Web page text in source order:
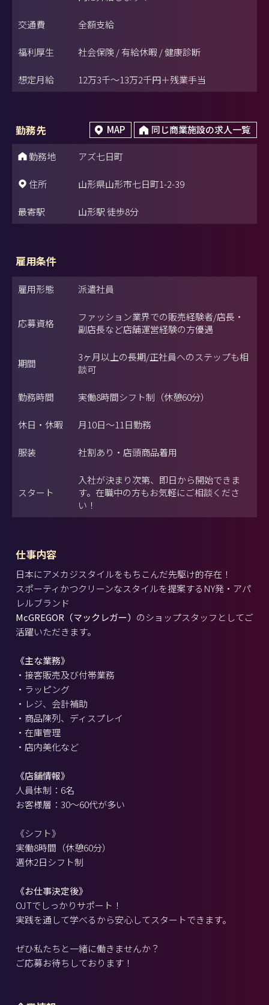
交通費 全額支給
福利厚生 社会保険 / 有給休暇 / 健康診断
想定月給 12万3千～13万2千円＋残業手当
勤務先 MAP 同じ商業施設の求人一覧
勤務地 アズ七日町
住所 山形県山形市七日町1-2-39
最寄駅 山形駅 徒歩8分
雇用条件
雇用形態 派遣社員
応募資格
ファッション業界での販売経験者/店長・
副店長など店舗運営経験の方優遇
期間
3ヶ月以上の長期/正社員へのステップも相
談可
勤務時間 実働8時間シフト制（休憩60分）
休日・休暇 月10日～11日勤務
服装 社割あり・店頭商品着用
スタート
入社が決まり次第、即日から開始できま
す。在職中の方もお気軽にご相談くださ
い！
仕事内容
日本にアメカジスタイルをもちこんだ先駆け的存在！
スポーティかつクリーンなスタイルを提案するNY発・アパ
レルブランド
McGREGOR（マックレガー） のショップスタッフとしてご
活躍いただきます。
《主な業務》
・接客販売及び付帯業務
・ラッピング
・レジ、会計補助
・商品陳列、ディスプレイ
・在庫管理
・店内美化など
《店舗情報》
人員体制：6名
お客様層：30～60代が多い
《シフト》
実働8時間（休憩60分）
週休2日シフト制
《お仕事決定後》
OJTでしっかりサポート！
実践を通して学べるから安心してスタートできます。
ぜひ私たちと一緒に働きませんか？
ご応募お待ちしております！